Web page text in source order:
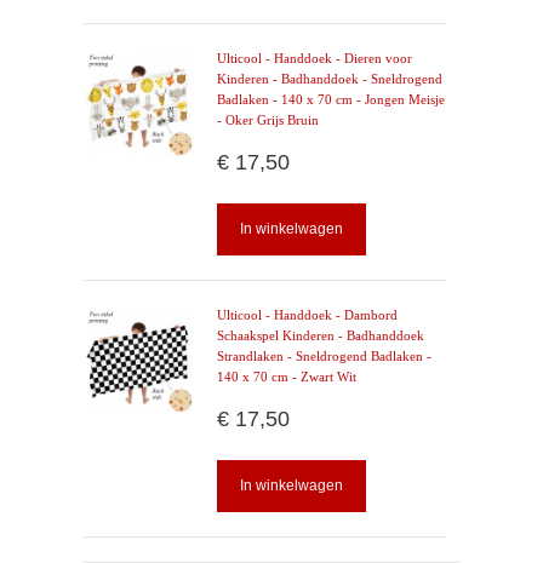
Ulticool - Handdoek - Dieren voor
Kinderen - Badhanddoek - Sneldrogend
Badlaken - 140 x 70 cm - Jongen Meisje
- Oker Grijs Bruin
€ 17,50
In winkelwagen
Ulticool - Handdoek - Dambord
Schaakspel Kinderen - Badhanddoek
Strandlaken - Sneldrogend Badlaken -
140 x 70 cm - Zwart Wit
€ 17,50
In winkelwagen